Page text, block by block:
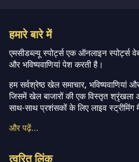
हमारे बारे में
एमसीडब्ल्यू स्पोर्ट्स एक ऑनलाइन स्पोर्ट्स
और भविष्यवाणियां पेश करती है।
हम सर्वश्रेष्ठ खेल समाचार, भविष्यवाणियां
जिसमें खेल बाजारों की एक विस्तृत श्रृंखला
साथ-साथ प्रशंसकों के लिए लाइव स्ट्रीमिंग
और पढ़ें…
त्वरित लिंक